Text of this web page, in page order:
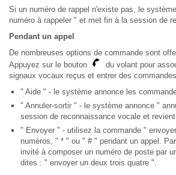
Si un numéro de rappel n'existe pas, le
numéro à rappeler " et met fin à la session de
Pendant un appel
De nombreuses options de commande sont
Appuyez sur le bouton
du volant pour
signaux vocaux reçus et entrer des
" Aide " - le système annonce les
" Annuler-sortir " - le système annonce "
session de reconnaissance vocale et
" Envoyer " - utilisez la commande "
numéros, " * " ou " # " pendant un appel.
invité à composer un numéro de poste par
dites : " envoyer un deux trois quatre ".